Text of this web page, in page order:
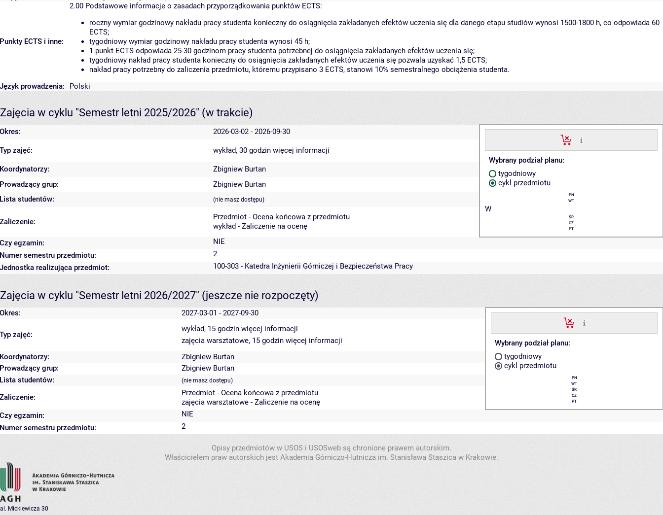
Punkty ECTS i inne:
2.00 Podstawowe informacje o zasadach przyporządkowania punktów ECTS:
roczny wymiar godzinowy nakładu pracy studenta konieczny do osiągnięcia zakładanych efektów uczenia się dla danego etapu studiów wynosi 1500-1800 h, co odpowiada 60
ECTS;
tygodniowy wymiar godzinowy nakładu pracy studenta wynosi 45 h;
1 punkt ECTS odpowiada 25-30 godzinom pracy studenta potrzebnej do osiągnięcia zakładanych efektów uczenia się;
tygodniowy nakład pracy studenta konieczny do osiągnięcia zakładanych efektów uczenia się pozwala uzyskać 1,5 ECTS;
nakład pracy potrzebny do zaliczenia przedmiotu, któremu przypisano 3 ECTS, stanowi 10% semestralnego obciążenia studenta.
Język prowadzenia:
Polski
Zajęcia w cyklu "Semestr letni 2025/2026" (w trakcie)
Okres: 2026-03-02 - 2026-09-30
Wybrany podział planu:
tygodniowy
cykl przedmiotu
PN
WT
W
ŚR
CZ
PT
Typ zajęć: wykład, 30 godzin więcej informacji
Koordynatorzy:
Zbigniew Burtan
Prowadzący grup:
Zbigniew Burtan
Lista studentów:
(nie masz dostępu)
Zaliczenie:
Przedmiot - Ocena końcowa z przedmiotu
wykład - Zaliczenie na ocenę
Czy egzamin:
NIE
Numer semestru przedmiotu:
2
Jednostka realizująca przedmiot:
100-303 - Katedra Inżynierii Górniczej i Bezpieczeństwa Pracy
Zajęcia w cyklu "Semestr letni 2026/2027" (jeszcze nie rozpoczęty)
Okres: 2027-03-01 - 2027-09-30
Wybrany podział planu:
tygodniowy
cykl przedmiotu
PN
WT
ŚR
CZ
PT
Typ zajęć:
wykład, 15 godzin więcej informacji
zajęcia warsztatowe, 15 godzin więcej informacji
Koordynatorzy:
Zbigniew Burtan
Prowadzący grup:
Zbigniew Burtan
Lista studentów:
(nie masz dostępu)
Zaliczenie:
Przedmiot - Ocena końcowa z przedmiotu
zajęcia warsztatowe - Zaliczenie na ocenę
Czy egzamin:
NIE
Numer semestru przedmiotu:
2
Opisy przedmiotów w USOS i USOSweb są chronione prawem autorskim.
Właścicielem praw autorskich jest Akademia Górniczo-Hutnicza im. Stanisława Staszica w Krakowie.
al. Mickiewicza 30